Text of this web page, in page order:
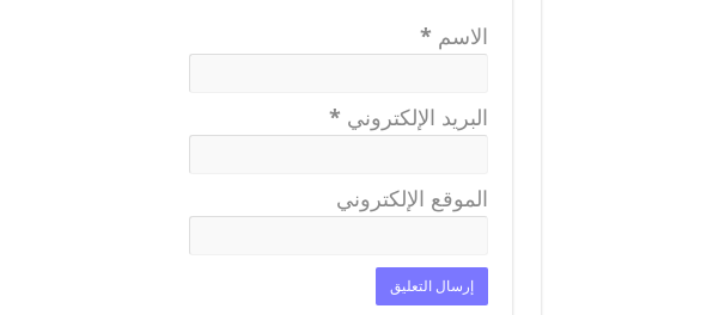
الاسم *
البريد الإلكتروني *
الموقع الإلكتروني